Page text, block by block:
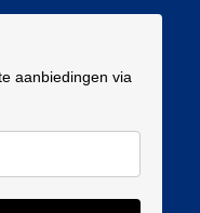
aanbiedingen via